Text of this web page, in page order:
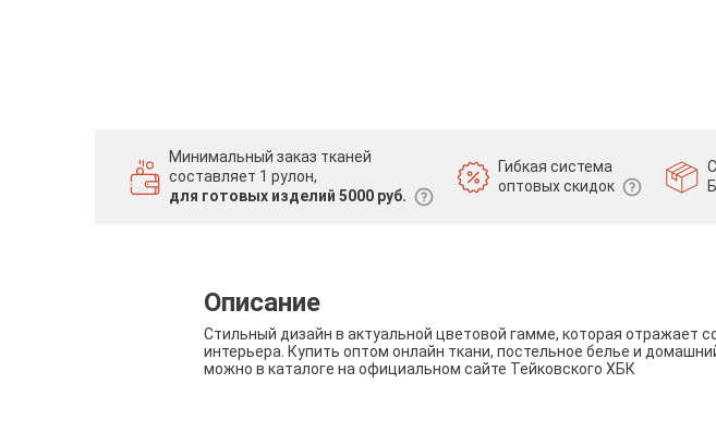
Минимальный заказ тканей
составляет 1 рулон,
для готовых изделий 5000 руб.
Гибкая система
оптовых скидок
Описание
Стильный дизайн в актуальной цветовой гамме, которая
интерьера. Купить оптом онлайн ткани, постельное белье и
можно в каталоге на официальном сайте Тейковского ХБК